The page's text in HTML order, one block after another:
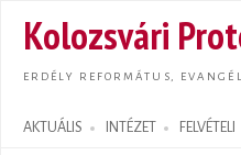
Kolozsvári
ERDÉLY REFORMÁTUS,
AKTUÁLIS INTÉZET FELVÉTELI
Search form